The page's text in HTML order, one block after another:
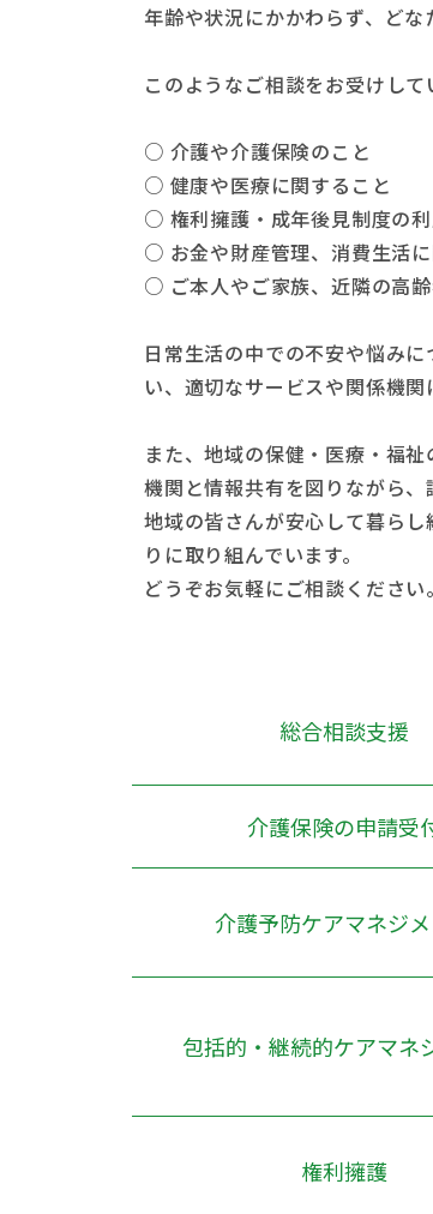
年齢や状況にかかわらず、どな
このようなご相談をお受けして
○ 介護や介護保険のこと
○ 健康や医療に関すること
○ 権利擁護・成年後見制度の
○ お金や財産管理、消費生活
○ ご本人やご家族、近隣の高
日常生活の中での不安や悩み
い、適切なサービスや関係機関
また、地域の保健・医療・福
機関と情報共有を図りながら、
地域の皆さんが安心して暮ら
りに取り組んでいます。
どうぞお気軽にご相談ください。
総合相談支援
介護保険の申請受
介護予防ケアマネジ
包括的・継続的ケアマネ
権利擁護